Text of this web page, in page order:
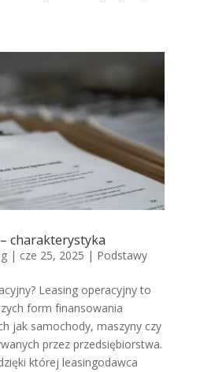
charakterystyka
| cze 25, 2025 | Podstawy
Leasing operacyjny to
form finansowania
jak samochody, maszyny czy
przez przedsiębiorstwa.
której leasingodawca